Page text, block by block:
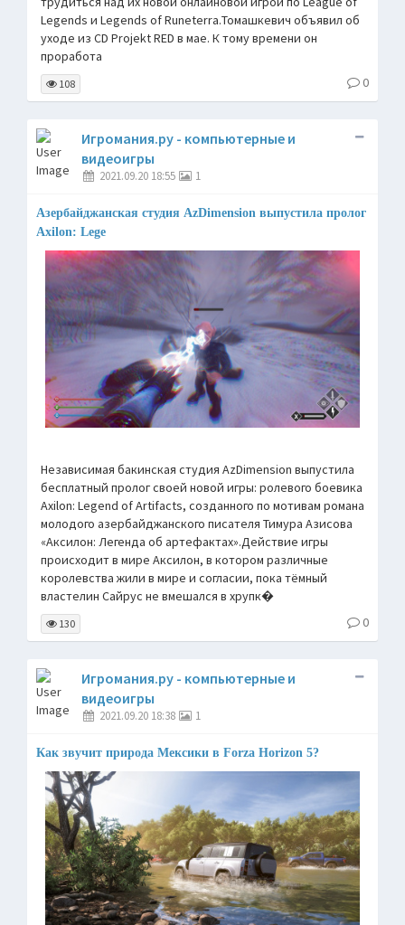
Legends и Legends of Runeterra.Томашкевич объявил об
уходе из CD Projekt RED в мае. К тому времени он
проработа
108 0
Игромания.ру - компьютерные и
видеоигры
2021.09.20 18:55 1
Азербайджанская студия AzDimension выпустила пролог
Axilon: Lege
Независимая бакинская студия AzDimension выпустила
бесплатный пролог своей новой игры: ролевого боевика
Axilon: Legend of Artifacts, созданного по мотивам романа
молодого азербайджанского писателя Тимура Азисова
«Аксилон: Легенда об артефактах».Действие игры
происходит в мире Аксилон, в котором различные
королевства жили в мире и согласии, пока тёмный
властелин Сайрус не вмешался в хрупк�
130 0
Игромания.ру - компьютерные и
видеоигры
2021.09.20 18:38 1
Как звучит природа Мексики в Forza Horizon 5?